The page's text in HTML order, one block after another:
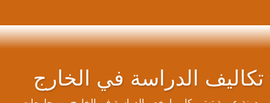
تكاليف الدراسة في الخارج